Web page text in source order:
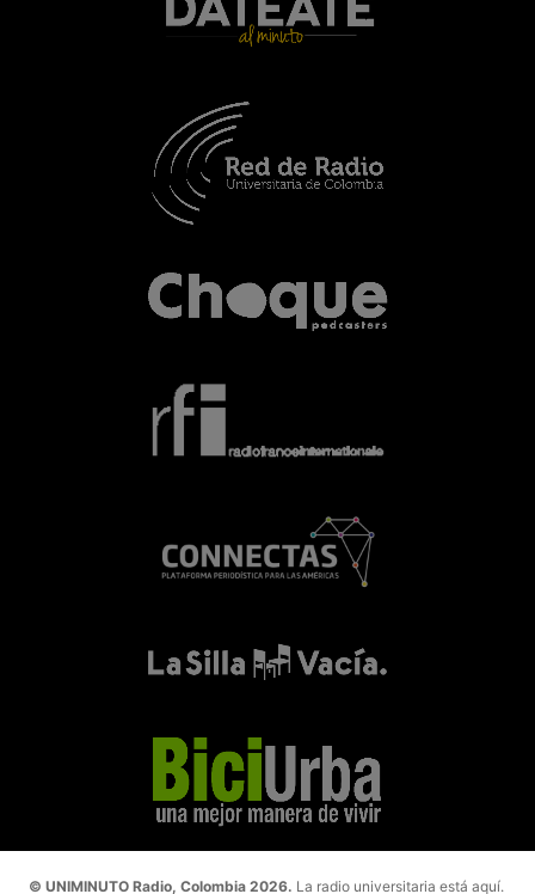
© UNIMINUTO Radio, Colombia 2026. La radio universitaria está aquí.